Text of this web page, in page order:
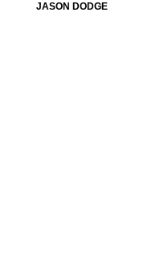
JASON DODGE